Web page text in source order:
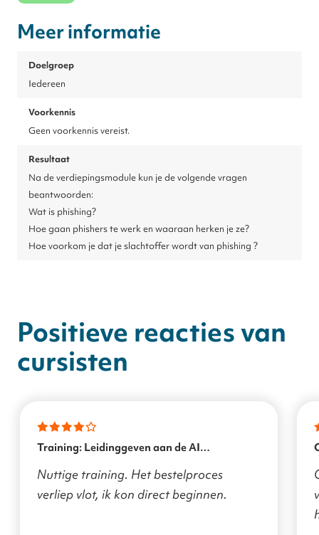
Meer informatie
Doelgroep
Iedereen
Voorkennis
Geen voorkennis vereist.
Resultaat
Na de verdiepingsmodule kun je de volgende vragen
beantwoorden:
Wat is phishing?
Hoe gaan phisherste werk en waaraan herken jeze?
Hoevoorkom je dat je slachtoffer wordt van phishing ?
Positieve reacties van
cursisten
Training: Leidinggeven aan de AI
Nuttige training. Het bestelproces
verliep vlot, ik kon direct beginnen.